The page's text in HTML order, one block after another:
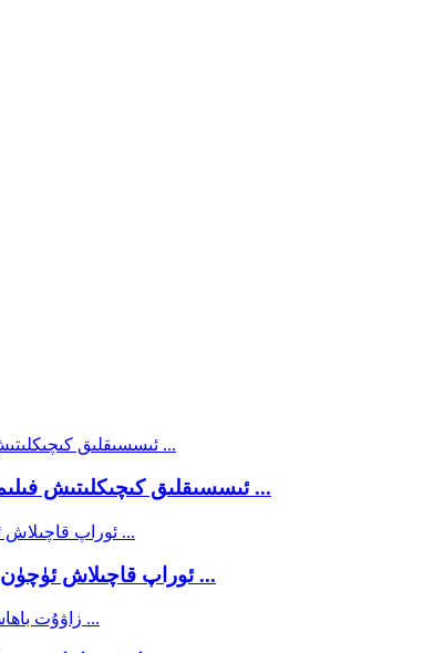
ئىچىملىك ​​P ئۈچۈن PE ئىسسىقلىق كىچىكلىتىش فىلىم ئىشلەپچىقارغۇچى ...
زاۋۇت باھاسى PE ئوراپ قاچىلاش ئۈچۈن سومكىنى كىچىكلىتىش ...